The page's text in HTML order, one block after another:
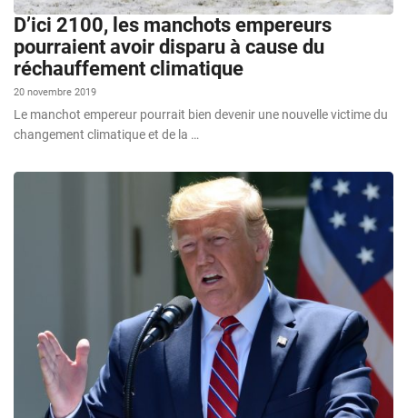
D’ici 2100, les manchots empereurs
pourraient avoir disparu à cause du
réchauffement climatique
20 novembre 2019
Le manchot empereur pourrait bien devenir une nouvelle victime du
changement climatique et de la …